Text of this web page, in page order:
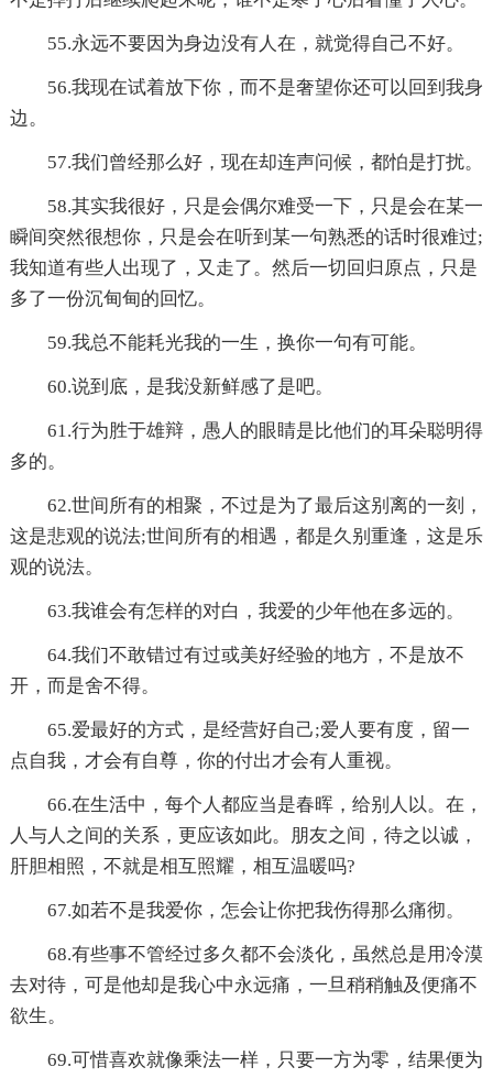
55.永远不要因为身边没有人在，就觉得自己不好。
56.我现在试着放下你，而不是奢望你还可以回到我身
边。
57.我们曾经那么好，现在却连声问候，都怕是打扰。
58.其实我很好，只是会偶尔难受一下，只是会在某一
瞬间突然很想你，只是会在听到某一句熟悉的话时很难过;
我知道有些人出现了，又走了。然后一切回归原点，只是
多了一份沉甸甸的回忆。
59.我总不能耗光我的一生，换你一句有可能。
60.说到底，是我没新鲜感了是吧。
61.行为胜于雄辩，愚人的眼睛是比他们的耳朵聪明得
多的。
62.世间所有的相聚，不过是为了最后这别离的一刻，
这是悲观的说法;世间所有的相遇，都是久别重逢，这是乐
观的说法。
63.我谁会有怎样的对白，我爱的少年他在多远的。
64.我们不敢错过有过或美好经验的地方，不是放不
开，而是舍不得。
65.爱最好的方式，是经营好自己;爱人要有度，留一
点自我，才会有自尊，你的付出才会有人重视。
66.在生活中，每个人都应当是春晖，给别人以。在，
人与人之间的关系，更应该如此。朋友之间，待之以诚，
肝胆相照，不就是相互照耀，相互温暖吗?
67.如若不是我爱你，怎会让你把我伤得那么痛彻。
68.有些事不管经过多久都不会淡化，虽然总是用冷漠
去对待，可是他却是我心中永远痛，一旦稍稍触及便痛不
欲生。
69.可惜喜欢就像乘法一样，只要一方为零，结果便为